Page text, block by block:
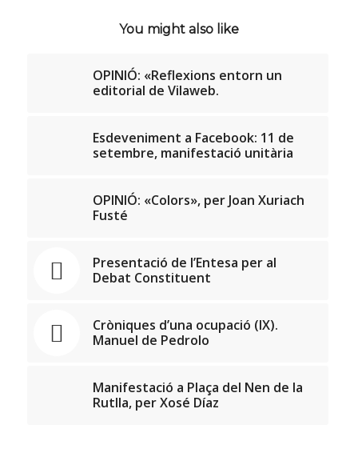
You might also like
OPINIÓ: «Reflexions entorn un
editorial de Vilaweb.
Esdeveniment a Facebook: 11 de
setembre, manifestació unitària
OPINIÓ: «Colors», per Joan Xuriach
Fusté
Presentació de l’Entesa per al
Debat Constituent
Cròniques d’una ocupació (IX).
Manuel de Pedrolo
Manifestació a Plaça del Nen de la
Rutlla, per Xosé Díaz